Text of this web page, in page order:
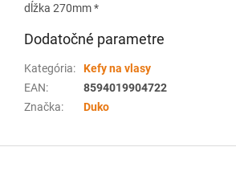
dĺžka 270mm *
Dodatočné parametre
Kategória:
Kefy na vlasy
EAN:
8594019904722
Značka: Duko